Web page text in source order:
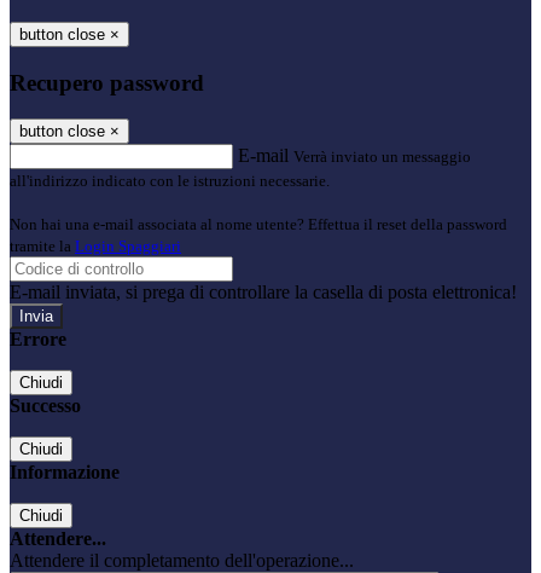
button close ×
Recupero password
button close ×
E-mail Verrà inviato un messaggio
all'indirizzo indicato con le istruzioni necessarie.
Non hai una e-mail associata al nome utente? Effettua il reset della password
tramite la Login Spaggiari
E-mail inviata, si prega di controllare la casella di posta elettronica!
Errore
Chiudi
Successo
Chiudi
Informazione
Chiudi
Attendere...
Attendere il completamento dell'operazione...